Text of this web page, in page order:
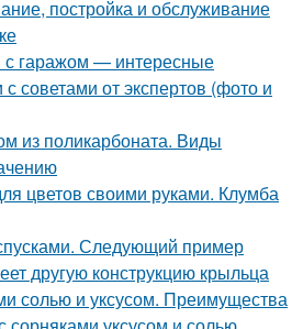
постройка и обслуживание
с гаражом — интересные
советами от экспертов (фото и
из поликарбоната. Виды
цветов своими руками. Клумба
Следующий пример
другую конструкцию крыльца
солью и уксусом. Преимущества